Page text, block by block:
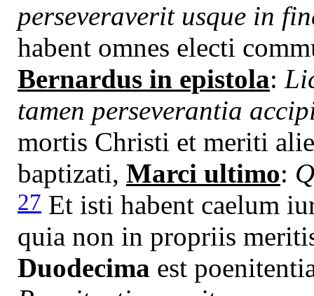
perseveraverit usque in
habent omnes electi
Bernardus in epistola:
tamen perseverantia
mortis Christi et meriti
baptizati, Marci ultimo:
27 Et isti habent caelum
quia non in propriis
Duodecima est